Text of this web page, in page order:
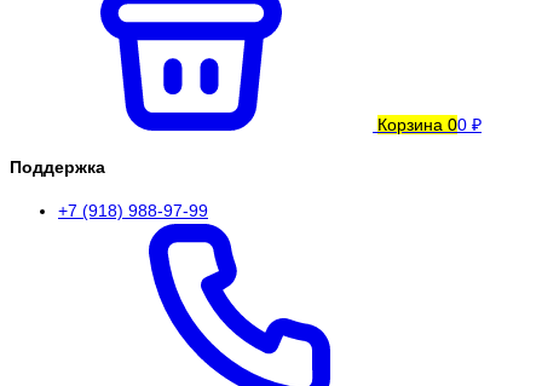
Корзина 00 ₽
Поддержка
+7 (918) 988-97-99